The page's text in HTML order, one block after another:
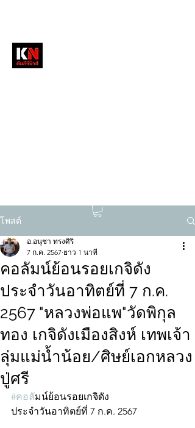
โพสต์
คอลัมน์ย้อนรอยเกจิดัง
ประจำวันอาทิตย์ที่ 7 ก.ค.
2567 "หลวงพ่อแพ"วัดพิกุล
ทอง เกจิดังเมืองสิงห์ เทพเจ้า
ลุ่มแม่น้ำน้อย/ศิษย์เอกหลวง
ปู่ศรี
อ.อนุชา ทรงศิริ
7 ก.ค. 2567 ยาว 1 นาที
#คอลัมน์ย้อนรอยเกจิดัง
ประจำวันอาทิตย์ที่ 7 ก.ค. 2567